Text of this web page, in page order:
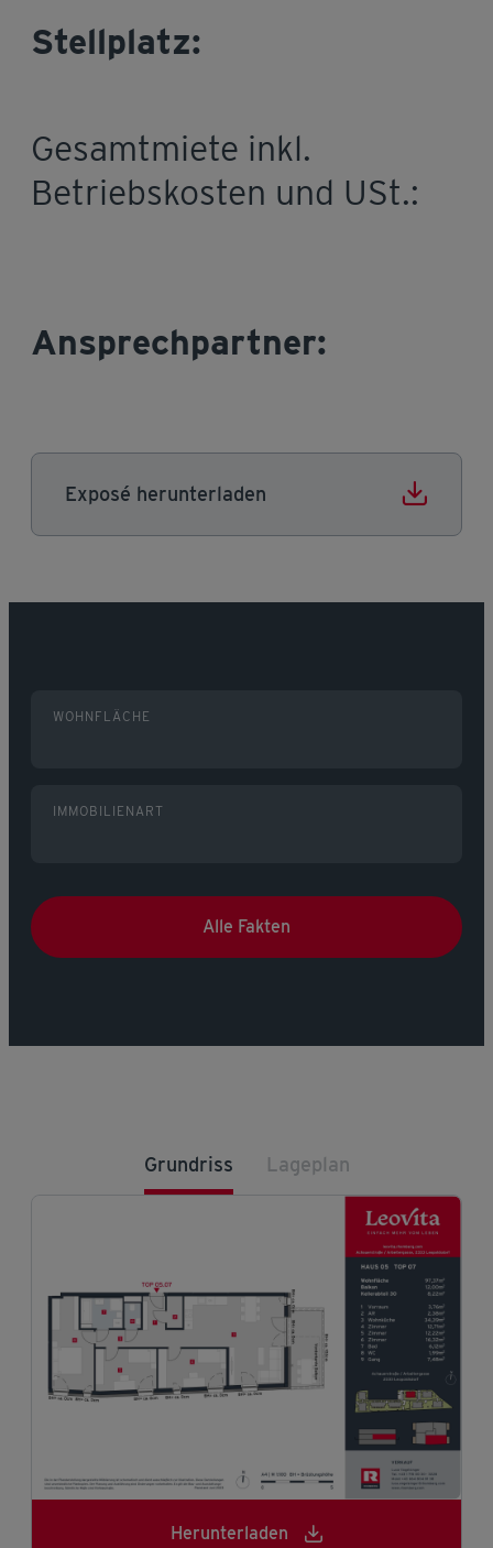
Stellplatz:
Gesamtmiete inkl.
Betriebskosten und USt.:
Ansprechpartner:
Exposé herunterladen
WOHNFLÄCHE
IMMOBILIENART
Alle Fakten
Grundriss Lageplan
Herunterladen